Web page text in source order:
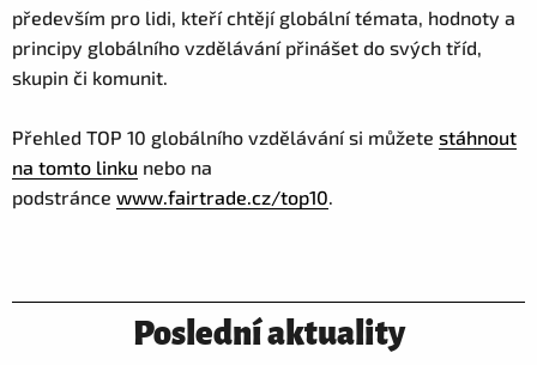
Poslední aktuality
především pro lidi, kteří chtějí globální témata, hodnoty a
principy globálního vzdělávání přinášet do svých tříd,
skupin či komunit.
Přehled TOP 10 globálního vzdělávání si můžete stáhnout
na tomto linku nebo na
podstránce www.fairtrade.cz/top10.